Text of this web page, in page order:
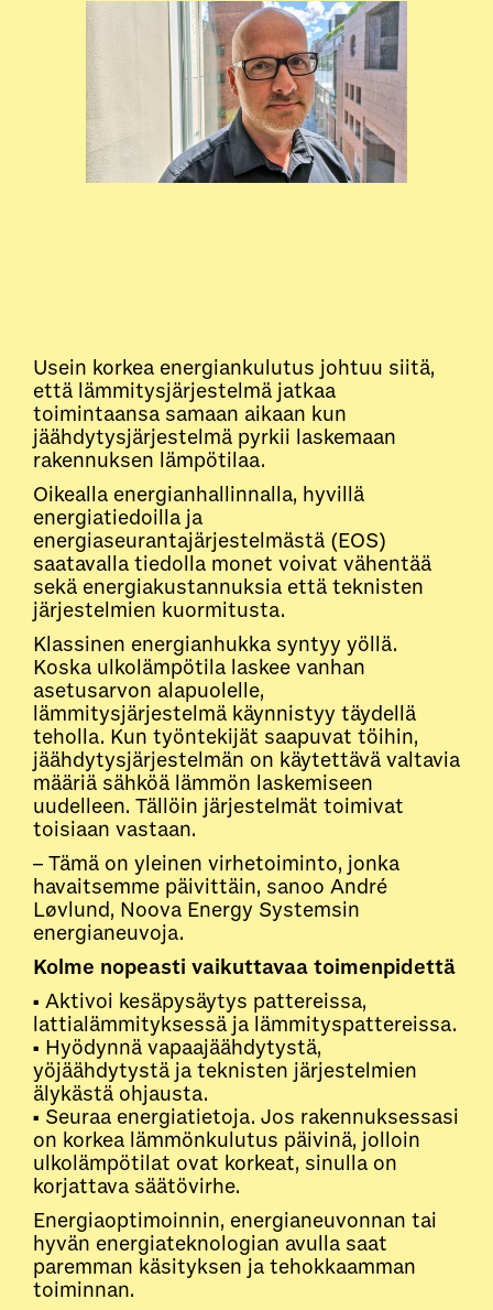
Usein korkea energiankulutus johtuu siitä,
että lämmitysjärjestelmä jatkaa
toimintaansa samaan aikaan kun
jäähdytysjärjestelmä pyrkii laskemaan
rakennuksen lämpötilaa.
Oikealla energianhallinnalla, hyvillä
energiatiedoilla ja
energiaseurantajärjestelmästä (EOS)
saatavalla tiedolla monet voivat vähentää
sekä energiakustannuksia että teknisten
järjestelmien kuormitusta.
Klassinen energianhukka syntyy yöllä.
Koska ulkolämpötila laskee vanhan
asetusarvon alapuolelle,
lämmitysjärjestelmä käynnistyy täydellä
teholla. Kun työntekijät saapuvat töihin,
jäähdytysjärjestelmän on käytettävä valtavia
määriä sähköä lämmön laskemiseen
uudelleen. Tällöin järjestelmät toimivat
toisiaan vastaan.
– Tämä on yleinen virhetoiminto, jonka
havaitsemme päivittäin, sanoo André
Løvlund, Noova Energy Systemsin
energianeuvoja.
Kolme nopeasti vaikuttavaa toimenpidettä
• Aktivoi kesäpysäytys pattereissa,
lattialämmityksessä ja lämmityspattereissa.
• Hyödynnä vapaajäähdytystä,
yöjäähdytystä ja teknisten järjestelmien
älykästä ohjausta.
• Seuraa energiatietoja. Jos rakennuksessasi
on korkea lämmönkulutus päivinä, jolloin
ulkolämpötilat ovat korkeat, sinulla on
korjattava säätövirhe.
Energiaoptimoinnin, energianeuvonnan tai
hyvän energiateknologian avulla saat
paremman käsityksen ja tehokkaamman
toiminnan.